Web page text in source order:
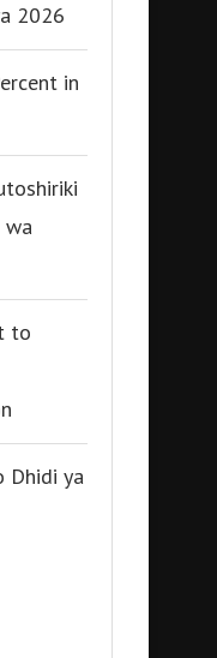
2026
in
wa
to
Dhidi ya